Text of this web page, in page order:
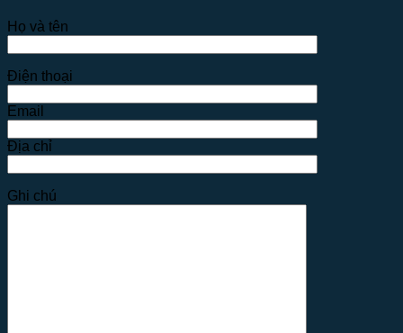
Họ và tên
Điện thoại
Email
Địa chỉ
Ghi chú